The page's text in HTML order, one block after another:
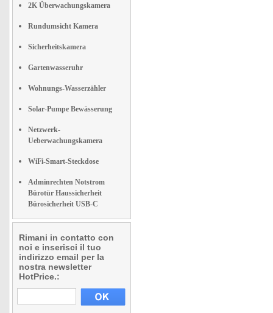
2K Überwachungskamera
Rundumsicht Kamera
Sicherheitskamera
Gartenwasseruhr
Wohnungs-Wasserzähler
Solar-Pumpe Bewässerung
Netzwerk-
Ueberwachungskamera
WiFi-Smart-Steckdose
Adminrechten Notstrom
Bürotür Haussicherheit
Bürosicherheit USB-C
Rimani in contatto con
noi e inserisci il tuo
indirizzo email per la
nostra newsletter
HotPrice.: